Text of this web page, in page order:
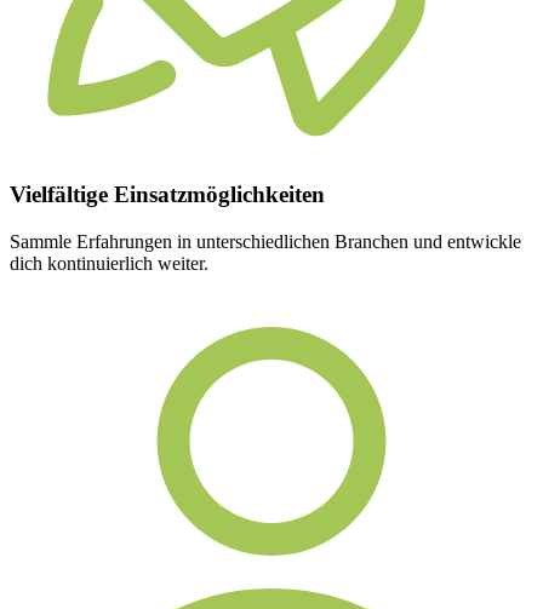
Vielfältige Einsatzmöglichkeiten
Sammle Erfahrungen in unterschiedlichen Branchen und entwickle
dich kontinuierlich weiter.